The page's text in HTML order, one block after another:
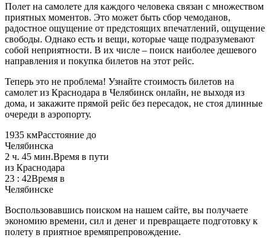
Полет на самолете для каждого человека связан с множеством
приятных моментов. Это может быть сбор чемоданов,
радостное ощущение от предстоящих впечатлений, ощущение
свободы. Однако есть и вещи, которые чаще подразумевают
собой неприятности. В их числе – поиск наиболее дешевого
направления и покупка билетов на этот рейс.
Теперь это не проблема! Узнайте стоимость билетов на
самолет из Краснодара в Челябинск онлайн, не выходя из
дома, и закажите прямой рейс без пересадок, не стоя длинные
очереди в аэропорту.
1935 кмРасстояние до
Челябинска
2 ч. 45 мин.Время в пути
из Краснодара
23 : 42Время в
Челябинске
Воспользовавшись поиском на нашем сайте, вы получаете
экономию времени, сил и денег и превращаете подготовку к
полету в приятное времяпрепровождение.